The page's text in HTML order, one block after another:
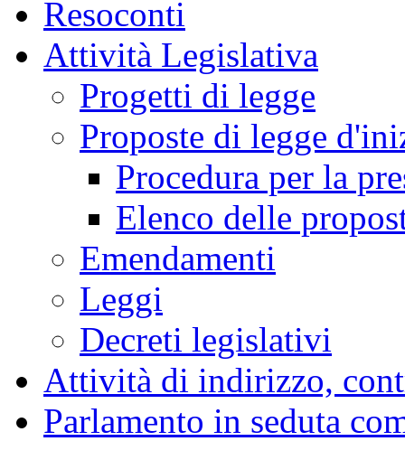
Resoconti
Attività Legislativa
Progetti di legge
Proposte di legge
Procedura per la
Elenco delle
Emendamenti
Leggi
Decreti legislativi
Attività di indirizzo,
Parlamento in seduta